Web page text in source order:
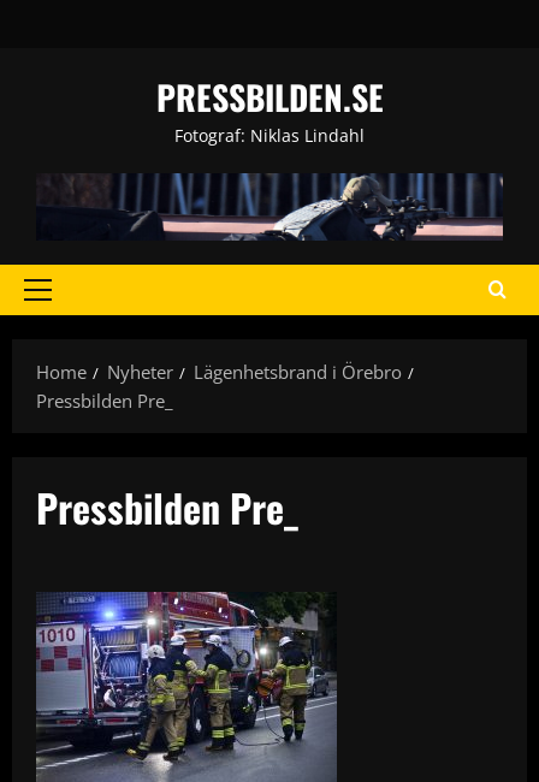
PRESSBILDEN.SE
Fotograf: Niklas Lindahl
Primary
Home
Nyheter
Lägenhetsbrand i Örebro
Pressbilden Pre_
Pressbilden Pre_